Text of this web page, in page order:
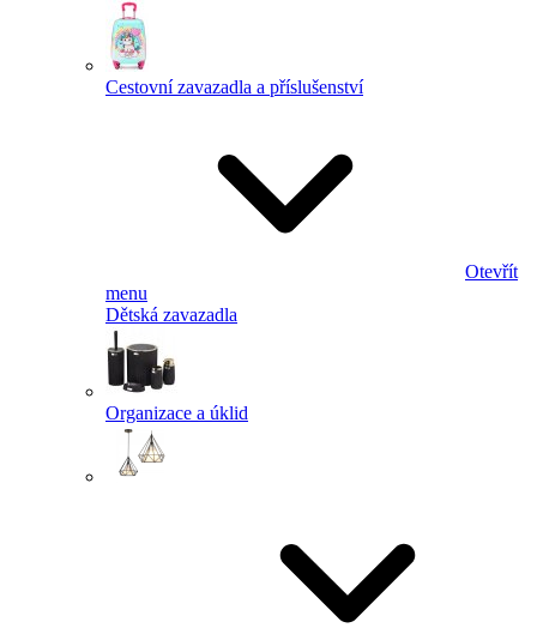
Cestovní zavazadla a příslušenství
Otevřít
menu
Dětská zavazadla
Organizace a úklid